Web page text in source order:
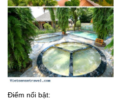
Điểm nổi bật: